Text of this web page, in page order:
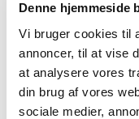
Denne hjemmeside
Vi bruger cookies til
annoncer, til at vise
at analysere vores
din brug af vores
sociale medier,
hjælp til opmåling
gardinkonsulent til
medbringer alle
vinduer – med
bussen via en